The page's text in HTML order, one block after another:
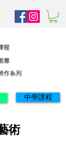
意
作系列
程
中學課程
術